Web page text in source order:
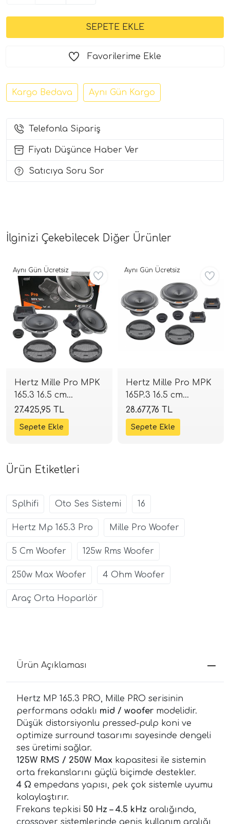
Setleri)
Arac Baslari)
Favorilerime Ekle
Kargo Bedava Aynı Gün Kargo
Telefonla Sipariş
Fiyatı Düşünce Haber Ver
Satıcıya Soru Sor
İlginizi Çekebilecek Diğer Ürünler
Hertz Mille Pro MPK
165.3 16.5 cm
Komponent Mid
Takımı | 220W 4
Ohm | SPLHIFI
27.425,95 TL
Aynı Gün Ücretsiz
Hertz Mille Pro MPK
165P.3 16.5 cm
Komponent Mid
Takımı | 230W 3
Ohm | SPLHIFI
28.677,76 TL
Aynı Gün Ücretsiz
Ürün Etiketleri
Splhifi Oto Ses Sistemi 16
Hertz Mp 165.3 Pro Mille Pro Woofer
5 Cm Woofer 125w Rms Woofer
250w Max Woofer 4 Ohm Woofer
Araç Orta Hoparlör
Ürün Açıklaması
Hertz MP 165.3 PRO, Mille PRO serisinin
performans odaklı mid / woofer modelidir.
Düşük distorsiyonlu pressed-pulp koni ve
optimize surround tasarımı sayesinde dengeli
ses üretimi sağlar.
125W RMS / 250W Max kapasitesi ile sistemin
orta frekanslarını güçlü biçimde destekler.
4 Ω empedans yapısı, pek çok sistemle uyumu
kolaylaştırır.
Frekans tepkisi 50 Hz – 4.5 kHz aralığında,
crossover sistemlerinde geniş kullanım aralığı